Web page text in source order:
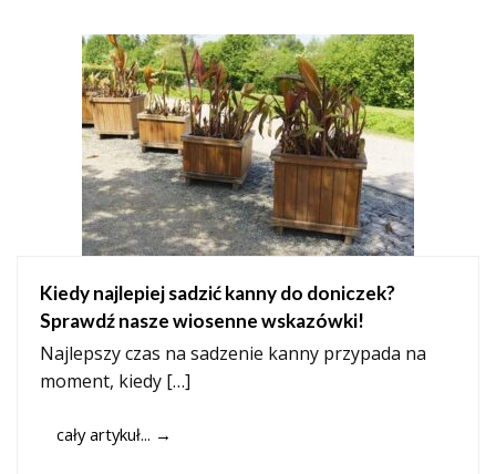
Kiedy najlepiej sadzić kanny do doniczek?
Sprawdź nasze wiosenne wskazówki!
Najlepszy czas na sadzenie kanny przypada na
moment, kiedy […]
cały artykuł... →